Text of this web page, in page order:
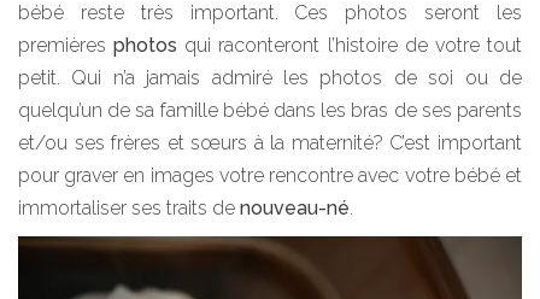
bébé reste très important. Ces photos seront les
premièresphotos qui raconteront l’histoire de votre tout
petit. Qui n’a jamais admiré les photos de soi ou de
quelqu’un de sa famille bébé dans les bras de ses parents
et/ou ses frères et sœurs à la maternité? C’est important
pour graver en images votre rencontre avec votre bébé et
immortaliser ses traits de nouveau-né.